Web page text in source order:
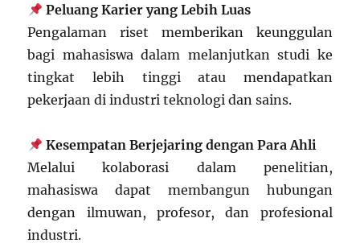
Peluang Karier yang Lebih Luas
Pengalaman riset memberikan keunggulan
bagi mahasiswa dalam melanjutkan studi ke
tingkat lebih tinggi atau mendapatkan
pekerjaan di industri teknologi dan sains.
Kesempatan Berjejaring dengan Para Ahli
Melalui kolaborasi dalam penelitian,
mahasiswa dapat membangun hubungan
dengan ilmuwan, profesor, dan profesional
industri.